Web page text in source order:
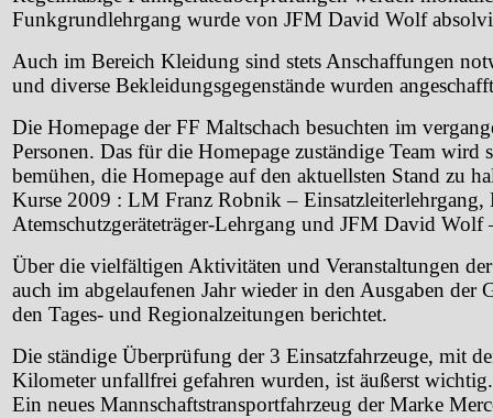
Funkgrundlehrgang wurde von JFM David Wolf
Auch im Bereich Kleidung sind stets Anschaffungen
und diverse Bekleidungsgegenstände wurden
Die Homepage der FF Maltschach besuchten im
Personen. Das für die Homepage zuständige Team wird
bemühen, die Homepage auf den aktuellsten Stand zu
Kurse 2009 : LM Franz Robnik –
Atemschutzgeräteträger-Lehrgang und JFM David
Über die vielfältigen Aktivitäten und Veranstaltungen
auch im abgelaufenen Jahr wieder in den Ausgaben der
den Tages- und Regionalzeitungen berichtet.
Die ständige Überprüfung der 3 Einsatzfahrzeuge, mit
Kilometer unfallfrei gefahren wurden, ist äußerst
Ein neues Mannschaftstransportfahrzeug der Marke